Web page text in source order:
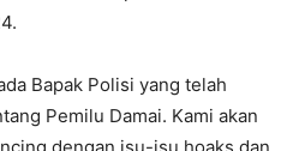
Bapak Polisi yang telah
Pemilu Damai. Kami akan
dengan isu-isu hoaks dan